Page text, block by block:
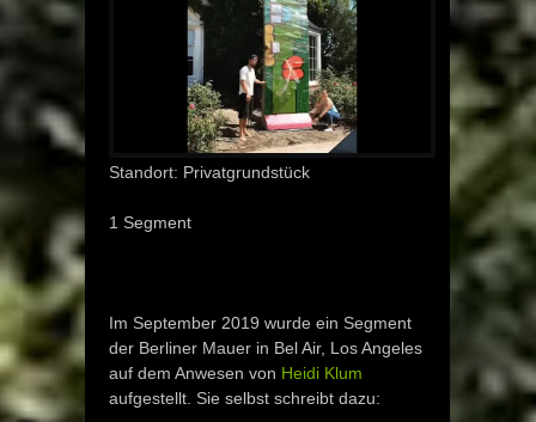
Standort: Privatgrundstück
1 Segment
Im September 2019 wurde ein Segment
der Berliner Mauer in Bel Air, Los Angeles
auf dem Anwesen von Heidi Klum
aufgestellt. Sie selbst schreibt dazu: